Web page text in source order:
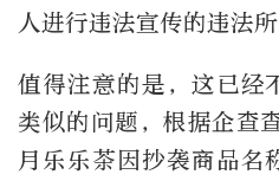
人进行违法宣传的违法所
值得注意的是，这已经
类似的问题，根据企
月乐乐茶因抄袭商品名